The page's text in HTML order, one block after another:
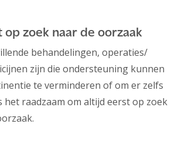
op zoek naar de oorzaak
behandelingen, operaties/
zijn die ondersteuning kunnen
te verminderen of om er zelfs
het raadzaam om altijd eerst op zoek